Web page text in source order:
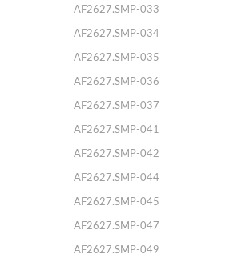
AF2627.SMP-033
AF2627.SMP-034
AF2627.SMP-035
AF2627.SMP-036
AF2627.SMP-037
AF2627.SMP-041
AF2627.SMP-042
AF2627.SMP-044
AF2627.SMP-045
AF2627.SMP-047
AF2627.SMP-049